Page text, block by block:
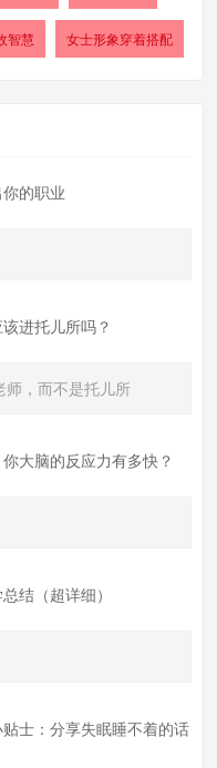
智慧 女士形象穿着搭配
的职业
进托儿所吗？
师，而不是托儿所
大脑的反应力有多快？
结（超详细）
士：分享失眠睡不着的话